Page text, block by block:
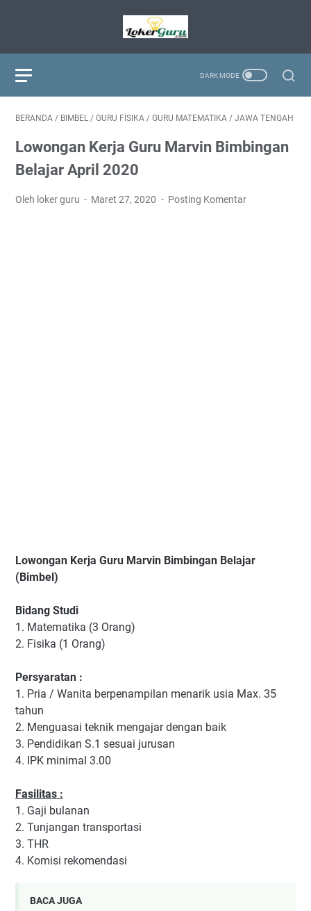
BERANDA / BIMBEL / GURU FISIKA / GURU MATEMATIKA / JAWA TENGAH
Lowongan Kerja Guru Marvin Bimbingan
Belajar April 2020
Oleh loker guru Maret 27, 2020 Posting Komentar
Lowongan Kerja Guru Marvin Bimbingan Belajar
(Bimbel)
Bidang Studi
1. Matematika (3 Orang)
2. Fisika (1 Orang)
Persyaratan :
1. Pria / Wanita berpenampilan menarik usia Max. 35
tahun
2. Menguasai teknik mengajar dengan baik
3. Pendidikan S.1 sesuai jurusan
4. IPK minimal 3.00
Fasilitas :
1. Gaji bulanan
2. Tunjangan transportasi
3. THR
4. Komisi rekomendasi
BACA JUGA